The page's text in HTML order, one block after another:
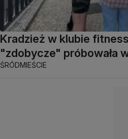
Kradzież w klubie
"zdobycze" próbowała
ŚRÓDMIEŚCIE